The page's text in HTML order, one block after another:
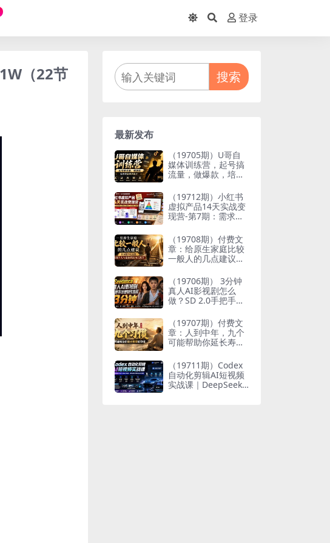
登录
（22节
搜索
最新发布
（19705期）U哥自
媒体训练营，起号搞
流量，做爆款，培养
（19712期）小红书
虚拟产品14天实战变
现营-第7期：需求挖
品矩阵×内容笔记×一
人公司进阶×全链路
（19708期）付费文
章：给原生家庭比较
一般人的几点建议，
个人与家族代际向上
跃升
（19706期） 3分钟
真人AI影视剧怎么
做？SD 2.0手把手完
eld 14天SD 2.0/2.5
无限生成
（19707期）付费文
章：人到中年，九个
可能帮助你延长寿命
（19711期）Codex
自动化剪辑AI短视频
实战课｜DeepSeek